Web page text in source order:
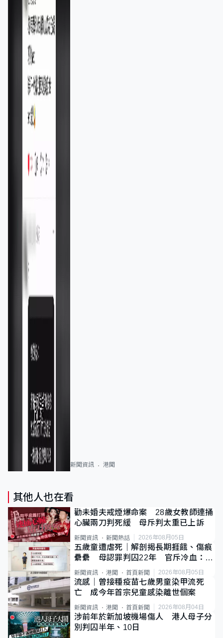
新聞資訊 港聞
其他人也在看
勸未婚夫戒煙爆命案 28歲女教師連捅
心臟兩刀判死緩 母斥判太重已上訴
新聞資訊 新聞熱話 2026年08月05日
五歲童遭虐死｜解剖揭長期捱餓、傷痕
纍纍 母認罪判囚22年 官斥冷血：同
類案最惡劣
新聞資訊 港聞 首頁新聞 2026年08月05日
流感｜曾接種疫苗七歲男童染甲流死
亡 成今年首宗兒童感染離世個案
新聞資訊 港聞 首頁新聞 2026年08月04日
涉前年於新加坡機場傷人 港人母子分
別判囚半年、10日